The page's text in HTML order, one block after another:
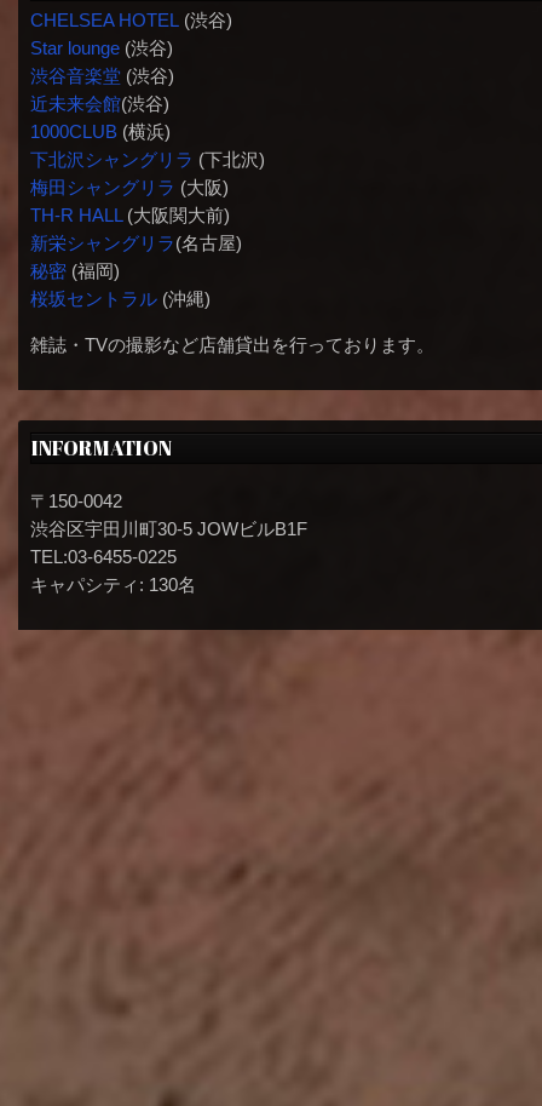
CHELSEA HOTEL (渋谷)
Star lounge(渋谷)
渋谷音楽堂(渋谷)
近未来会館(渋谷)
1000CLUB(横浜)
下北沢シャングリラ (下北沢)
梅田シャングリラ (大阪)
TH-R HALL(大阪関大前)
新栄シャングリラ(名古屋)
秘密(福岡)
桜坂セントラル(沖縄)
雑誌・TVの撮影など店舗貸出を行っております。
INFORMATION
〒150-0042
渋谷区宇田川町30-5 JOWビルB1F
TEL:03-6455-0225
キャパシティ: 130名